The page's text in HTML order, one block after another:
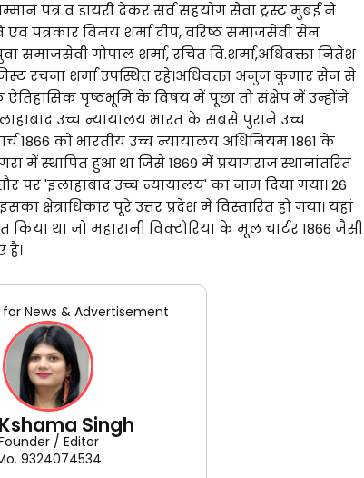
पत्र व डायरी देकर सर्व सहयोग सेवा ट्रस्ट मुंबई ने
एवं पत्रकार विनय शर्मा दीप, वरिष्ठ समाजसेवी सेन
समाजसेवी गोपाल शर्मा, रचित वि.शर्मा,अधिवक्ता नितेश
रचना शर्मा उपस्थित रहे।अधिवक्ता अनुज कुमार सेन से
ऐतिहासिक पृष्ठभूमि के विषय में पूछा तो संक्षेप में उन्होंने
उच्च न्यायालय भारत के सबसे पुराने उच्च
1866 को भारतीय उच्च न्यायालय अधिनियम 1861 के
स्थापित हुआ था जिसे 1869 में प्रयागराज स्थानांतरित
पर 'इलाहाबाद उच्च न्यायालय' का नाम दिया गया। 26
क्षेत्राधिकार पूरे उत्तर प्रदेश में विस्तारित हो गया। यहां
था जो महारानी विक्टोरिया के मूल चार्टर 1866 जैसी
है।
News & Advertisement
Singh
/ Editor
9324074534